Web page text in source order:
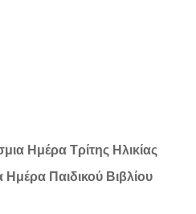
Ημέρα Τρίτης Ηλικίας
Παιδικού Βιβλίου